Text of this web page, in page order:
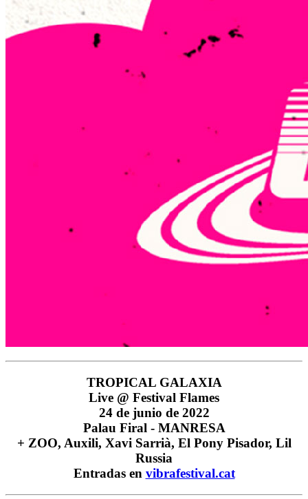
TROPICAL GALAXIA
Live @ Festival Flames
24 de junio de 2022
Palau Firal - MANRESA
+ ZOO, Auxili, Xavi Sarrià, El Pony Pisador, Lil
Russia
Entradas en vibrafestival.cat